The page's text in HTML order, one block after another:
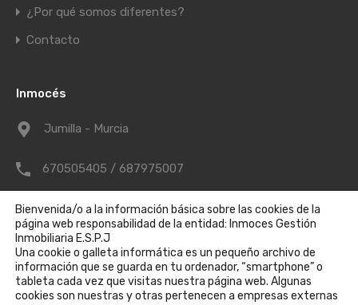
¿Por qué somos diferentes?
Contacto
Inmocés
Jumilla - Murcia
670505405 / 687975007
info@inmoces.com
Política de cookies
Política de privacidad
Bienvenida/o a la información básica sobre las cookies de la
página web responsabilidad de la entidad: Inmoces Gestión
Inmobiliaria E.S.P.J
Una cookie o galleta informática es un pequeño archivo de
información que se guarda en tu ordenador, “smartphone” o
tableta cada vez que visitas nuestra página web. Algunas
cookies son nuestras y otras pertenecen a empresas externas